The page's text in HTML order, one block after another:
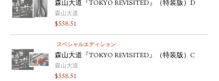
森山大道『TOKYO REVISITED』（特装版）D
森山大道
$558.51
スペシャルエディション
森山大道『TOKYO REVISITED』（特装版）C
森山大道
$558.51